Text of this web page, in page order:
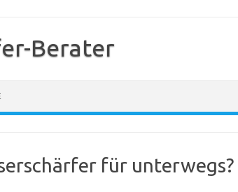
Berater
für unterwegs?